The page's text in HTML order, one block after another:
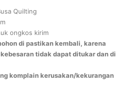
Quilting
ongkos kirim
di pastikan kembali, karena
tidak dapat ditukar dan di
komplain kerusakan/kekurangan